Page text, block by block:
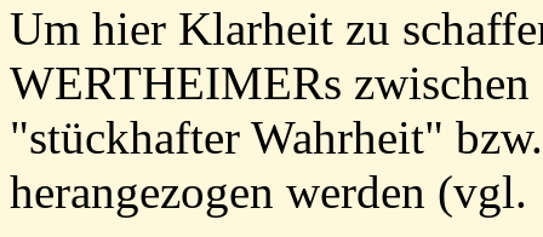
Um hier Klarheit zu
WERTHEIMERs
"stückhafter Wahrheit"
herangezogen werden